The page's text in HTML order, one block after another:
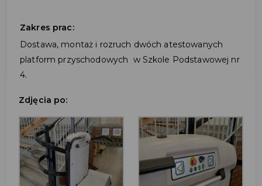
Zakres prac:
Dostawa, montaż i rozruch dwóch atestowanych
platform przyschodowych w Szkole Podstawowej nr
4.
Zdjęcia po: